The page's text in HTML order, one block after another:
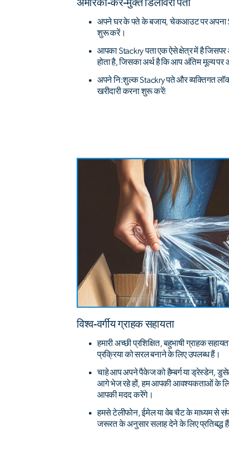
अमेरिकी-कर-मुक्त डिलीवरी पता
अपने घर के पते के बजाय, चेकआउट पर अपना
शुरू करें।
आपका Stackry पता एक ऐसे क्षेत्र में है जिसपर
होता है, जिसका अर्थ है कि आप अंतिम मूल्य
अपने नि:शुल्क Stackry पते और व्यक्तिगत
खरीदारी करना शुरू करें!
विश्व-वर्गीय ग्राहक सहायता
हमारी अच्छी प्रशिक्षित, बहुभाषी ग्राहक
प्रक्रिया को सरल बनाने के लिए उपलब्ध हैं।
चाहे आप अपने पैकेज को हैम्बर्ग या ड्रेस्डेन,
आगे भेज रहे हों, हम आपकी आवश्यकताओं के
आपकी मदद करेंगे।
हमसे टेलीफोन, ईमेल या वेब चैट के माध्यम से
जरूरत के अनुसार सलाह देने के लिए